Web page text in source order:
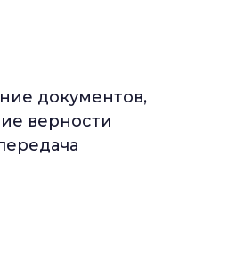
документов,
верности